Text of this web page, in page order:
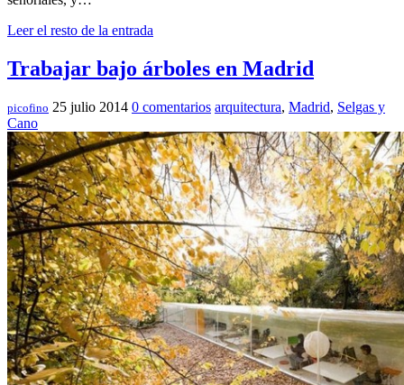
Leer el resto de la entrada
Trabajar bajo árboles en Madrid
picofino 25 julio 2014 0 comentarios arquitectura, Madrid, Selgas y
Cano